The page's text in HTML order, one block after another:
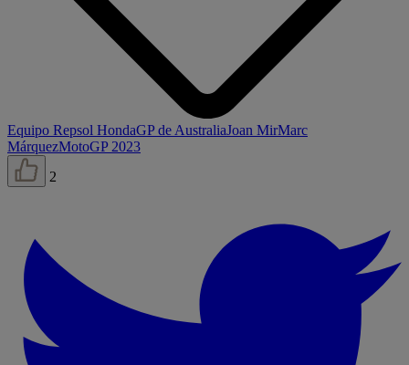
Equipo Repsol HondaGP de AustraliaJoan MirMarc
MárquezMotoGP 2023
2